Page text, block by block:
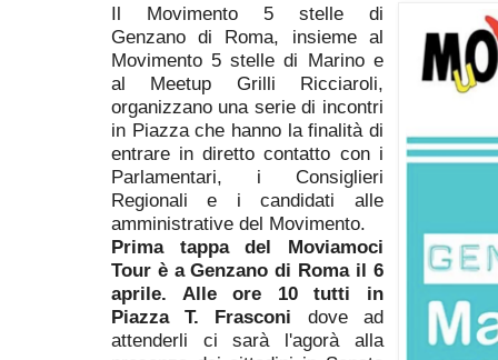
Il Movimento 5 stelle di
Genzano di Roma, insieme al
Movimento 5 stelle di Marino e
al Meetup Grilli Ricciaroli,
organizzano una serie di incontri
in Piazza che hanno la finalità di
entrare in diretto contatto con i
Parlamentari, i Consiglieri
Regionali e i candidati alle
amministrative del Movimento.
Prima tappa del Moviamoci
Tour è a Genzano di Roma il 6
aprile. Alle ore 10 tutti in
Piazza T. Frasconi dove ad
attenderli ci sarà l'agorà alla